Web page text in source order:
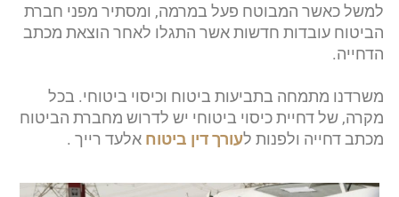
למשל כאשר המבוטח פעל במרמה, ומסתיר מפני חברת
הביטוח עובדות חדשות אשר התגלו לאחר הוצאת מכתב
הדחייה.
משרדנו מתמחה בתביעות ביטוח וכיסוי ביטוחי. בכל
מקרה, של דחיית כיסוי ביטוחי יש לדרוש מחברת הביטוח
מכתב דחייה ולפנות לעורך דין ביטוח אלעד רייך .